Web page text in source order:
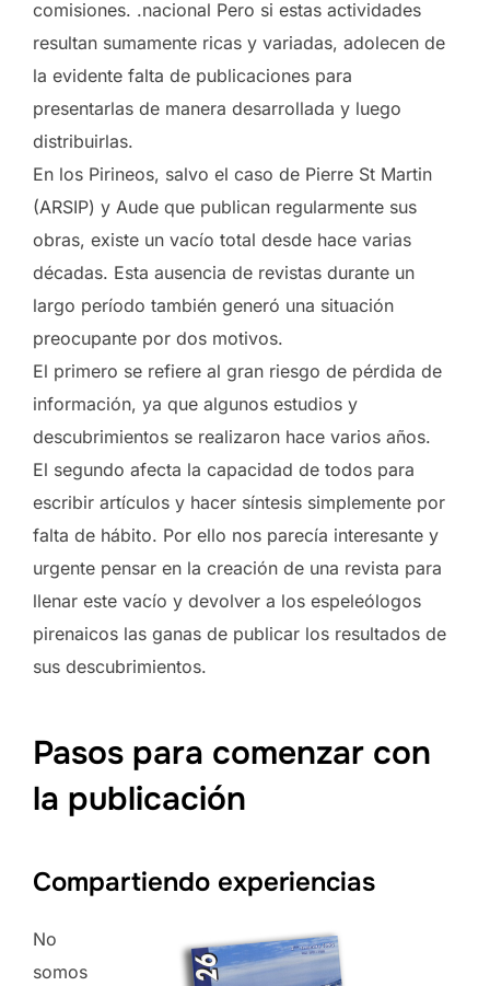
comisiones. .nacional Pero si estas actividades
resultan sumamente ricas y variadas, adolecen de
la evidente falta de publicaciones para
presentarlas de manera desarrollada y luego
distribuirlas.
En los Pirineos, salvo el caso de Pierre St Martin
(ARSIP) y Aude que publican regularmente sus
obras, existe un vacío total desde hace varias
décadas. Esta ausencia de revistas durante un
largo período también generó una situación
preocupante por dos motivos.
El primero se refiere al gran riesgo de pérdida de
información, ya que algunos estudios y
descubrimientos se realizaron hace varios años.
El segundo afecta la capacidad de todos para
escribir artículos y hacer síntesis simplemente por
falta de hábito. Por ello nos parecía interesante y
urgente pensar en la creación de una revista para
llenar este vacío y devolver a los espeleólogos
pirenaicos las ganas de publicar los resultados de
sus descubrimientos.
Pasos para comenzar con
la publicación
Compartiendo experiencias
No
somos